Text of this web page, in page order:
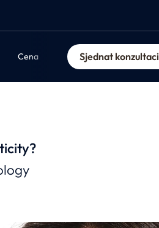
Cena Sjednat konzultaci